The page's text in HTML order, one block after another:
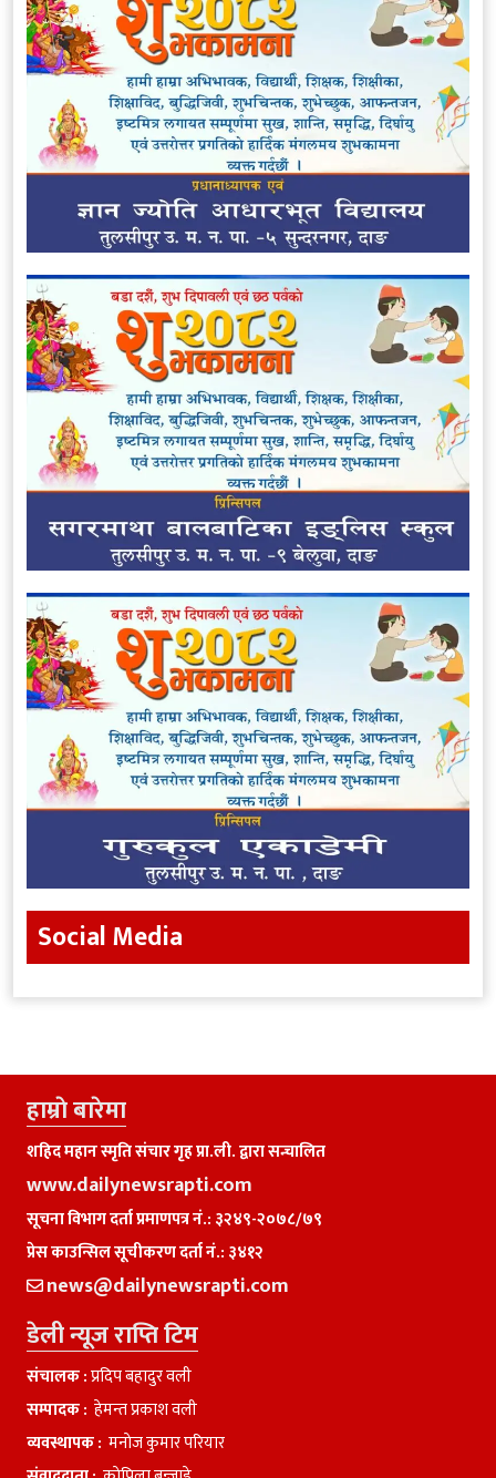
Social Media
हाम्राे बारेमा
शहिद महान स्मृति संचार गृह प्रा.ली. द्वारा सन्चालित
www.dailynewsrapti.com
सूचना विभाग दर्ता प्रमाणपत्र नं.: ३२४९-२०७८/७९
प्रेस काउन्सिल सूचीकरण दर्ता नं.: ३४१२
news@dailynewsrapti.com
डेली न्यूज राप्ति टिम
संचालक :प्रदिप बहादुर वली
सम्पादक : हेमन्त प्रकाश वली
व्यवस्थापक : मनाेज कुमार परियार